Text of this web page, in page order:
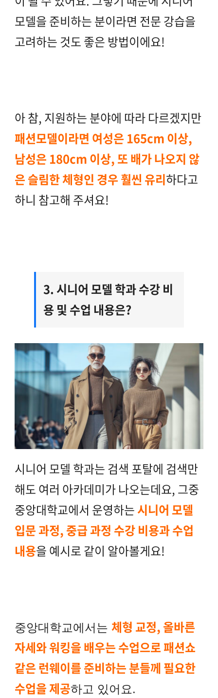
모델을 준비하는 분이라면 전문 강습을
고려하는 것도 좋은 방법이에요!
아 참, 지원하는 분야에 따라 다르겠지만
패션모델이라면 여성은 165cm 이상,
남성은 180cm 이상, 또 배가 나오지 않
은 슬림한 체형인 경우 훨씬 유리하다고
하니 참고해 주셔요!
3. 시니어 모델 학과 수강 비
용 및 수업 내용은?
시니어 모델 학과는 검색 포탈에 검색만
해도 여러 아카데미가 나오는데요, 그중
중앙대학교에서 운영하는시니어 모델
입문 과정, 중급 과정 수강 비용과 수업
내용을 예시로 같이 알아볼게요!
중앙대학교에서는 체형 교정, 올바른
자세와 워킹을 배우는 수업으로 패션쇼
같은 런웨이를 준비하는 분들께 필요한
수업을 제공하고 있어요.